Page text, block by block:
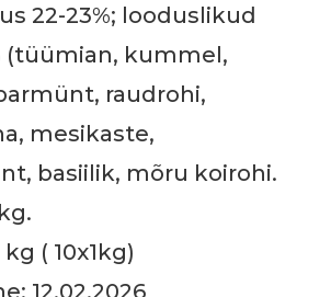
22-23%; looduslikud
(tüümian, kummel,
raudrohi,
mesikaste,
basiilik, mõru koirohi.
kg ( 10x1kg)
12.02.2026